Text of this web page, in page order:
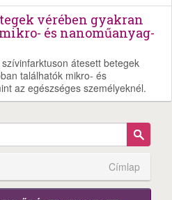
vérében gyakran
és nanoműanyag-
átesett betegek
találhatók mikro- és
az egészséges személyeknél.
Címlap